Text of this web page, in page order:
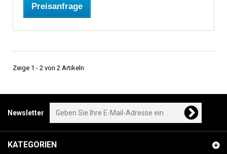
Preisanfrage
Zeige 1 - 2 von 2 Artikeln
Newsletter
KATEGORIEN